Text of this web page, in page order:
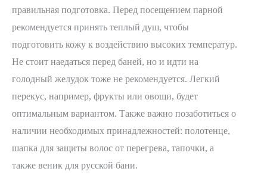
правильная подготовка. Перед посещением парной
рекомендуется принять теплый душ, чтобы
подготовить кожу к воздействию высоких температур.
Не стоит наедаться перед баней, но и идти на
голодный желудок тоже не рекомендуется. Легкий
перекус, например, фрукты или овощи, будет
оптимальным вариантом. Также важно позаботиться о
наличии необходимых принадлежностей: полотенце,
шапка для защиты волос от перегрева, тапочки, а
также веник для русской бани.